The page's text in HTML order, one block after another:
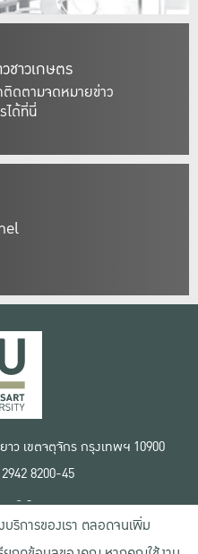
ชาวเกษตร
ดตามจดหมายข่าว
ได้ที่นี่
ว เขตจตุจักร กรุงเทพฯ 10900
8200-45
านเว็บไซต์
ธิ์ใช้งาน
ป็นส่วนตัว
บริการของเรา ตลอดจนเพิ่ม